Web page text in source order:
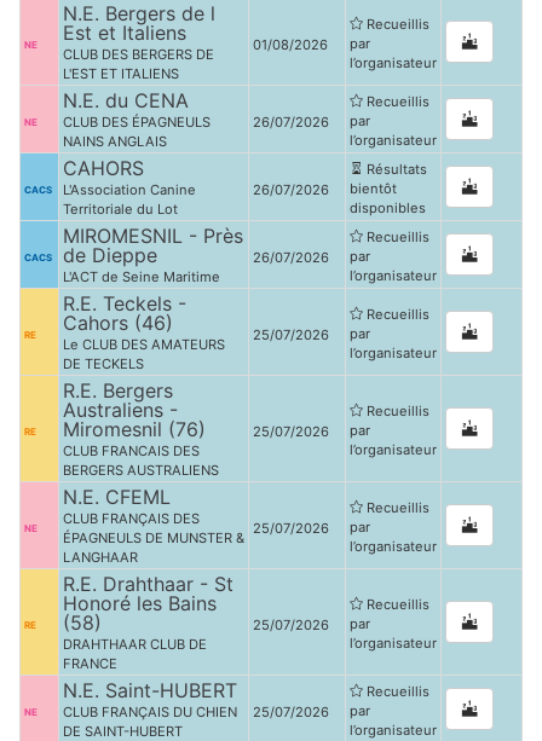
NE
N.E. Bergers de l
Est et Italiens
CLUB DES BERGERS DE
L'EST ET ITALIENS
01/08/2026
Recueillis
par
l’organisateur
NE
N.E. du CENA
CLUB DES ÉPAGNEULS
NAINS ANGLAIS
26/07/2026
Recueillis
par
l’organisateur
CACS
CAHORS
L'Association Canine
Territoriale du Lot
26/07/2026
Résultats
bientôt
disponibles
CACS
MIROMESNIL - Près
de Dieppe
L'ACT de Seine Maritime
26/07/2026
Recueillis
par
l’organisateur
RE
R.E. Teckels -
Cahors (46)
Le CLUB DES AMATEURS
DE TECKELS
25/07/2026
Recueillis
par
l’organisateur
RE
R.E. Bergers
Australiens -
Miromesnil (76)
CLUB FRANCAIS DES
BERGERS AUSTRALIENS
25/07/2026
Recueillis
par
l’organisateur
NE
N.E. CFEML
CLUB FRANÇAIS DES
ÉPAGNEULS DE MUNSTER &
LANGHAAR
25/07/2026
Recueillis
par
l’organisateur
RE
R.E. Drahthaar - St
Honoré les Bains
(58)
DRAHTHAAR CLUB DE
FRANCE
25/07/2026
Recueillis
par
l’organisateur
NE
N.E. Saint-HUBERT
CLUB FRANÇAIS DU CHIEN
DE SAINT-HUBERT
25/07/2026
Recueillis
par
l’organisateur